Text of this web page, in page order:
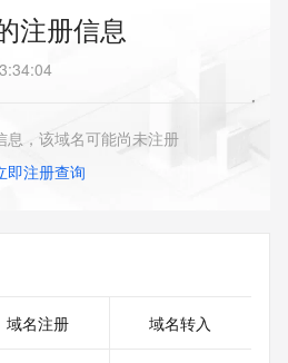
注册信息
息，该域名可能尚未注册
即注册查询
域名注册 域名转入